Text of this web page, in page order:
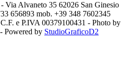
Via Alvaneto 35 62026 San Ginesio
656893 mob. +39 348 7602345
e P.IVA 00379100431 - Photo by
Powered by StudioGraficoD2